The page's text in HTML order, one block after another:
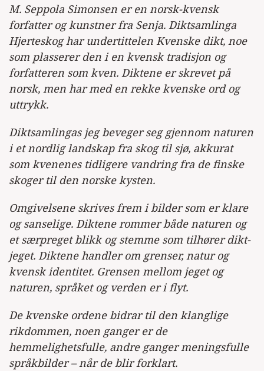
M. Seppola Simonsen er en norsk-kvensk
forfatter og kunstner fra Senja. Diktsamlinga
Hjerteskog har undertittelen Kvenske dikt, noe
som plasserer den i en kvensk tradisjon og
forfatteren som kven. Diktene er skrevet på
norsk, men har med en rekke kvenske ord og
uttrykk.
Diktsamlingas jeg beveger seg gjennom naturen
i et nordlig landskap fra skog til sjø, akkurat
som kvenenes tidligere vandring fra de finske
skoger til den norske kysten.
Omgivelsene skrives frem i bilder som er klare
og sanselige. Diktene rommer både naturen og
et særpreget blikk og stemme som tilhører dikt-
jeget. Diktene handler om grenser, natur og
kvensk identitet. Grensen mellom jeget og
naturen, språket og verden er i flyt.
De kvenske ordene bidrar til den klanglige
rikdommen, noen ganger er de
hemmelighetsfulle, andre ganger meningsfulle
språkbilder – når de blir forklart.